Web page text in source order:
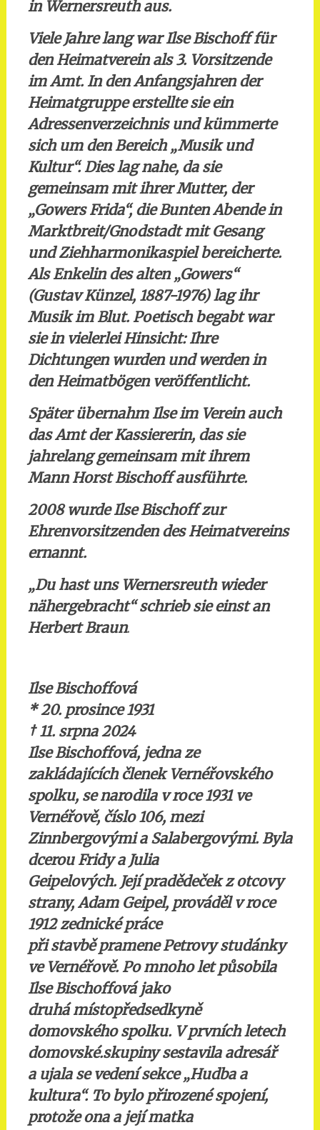
in Wernersreuth aus.
Viele Jahre lang war Ilse Bischoff für
den Heimatverein als 3. Vorsitzende
im Amt. In den Anfangsjahren der
Heimatgruppe erstellte sie ein
Adressenverzeichnis und kümmerte
sich um den Bereich „Musik und
Kultur“. Dies lag nahe, da sie
gemeinsam mit ihrer Mutter, der
„Gowers Frida“, die Bunten Abende in
Marktbreit/Gnodstadt mit Gesang
und Ziehharmonikaspiel bereicherte.
Als Enkelin des alten „Gowers“
(Gustav Künzel, 1887-1976) lag ihr
Musik im Blut. Poetisch begabt war
sie in vielerlei Hinsicht: Ihre
Dichtungen wurden und werden in
den Heimatbögen veröffentlicht.
Später übernahm Ilse im Verein auch
das Amt der Kassiererin, das sie
jahrelang gemeinsam mit ihrem
Mann Horst Bischoff ausführte.
2008 wurde Ilse Bischoff zur
Ehrenvorsitzenden des Heimatvereins
ernannt.
„Du hast uns Wernersreuth wieder
nähergebracht“ schrieb sie einst an
Herbert Braun.
Ilse Bischoffová
* 20. prosince 1931
† 11. srpna 2024
Ilse Bischoffová, jedna ze
zakládajících členek Vernéřovského
spolku, se narodila v roce 1931 ve
Vernéřově, číslo 106, mezi
Zinnbergovými a Salabergovými. Byla
dcerou Fridy a Julia
Geipelových. Její pradědeček z otcovy
strany, Adam Geipel, prováděl v roce
1912 zednické práce
při stavbě pramene Petrovy studánky
ve Vernéřově. Po mnoho let působila
Ilse Bischoffová jako
druhá místopředsedkyně
domovského spolku. V prvních letech
domovské.skupiny sestavila adresář
a ujala se vedení sekce „Hudba a
kultura“. To bylo přirozené spojení,
protože ona a její matka